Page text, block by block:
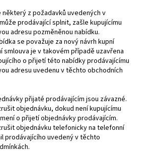
některý z požadavků uvedených v
prodávající splnit, zašle kupujícímu
adresu pozměněnou nabídku.
se považuje za nový návrh kupní
smlouva je v takovém případě uzavřena
o přijetí této nabídky prodávajícímu
adresu uvedenu v těchto obchodních
přijaté prodávajícím jsou závazné.
objednávku, dokud není kupujícímu
o přijetí objednávky prodávajícím.
objednávku telefonicky na telefonní
prodávajícího uvedený v těchto